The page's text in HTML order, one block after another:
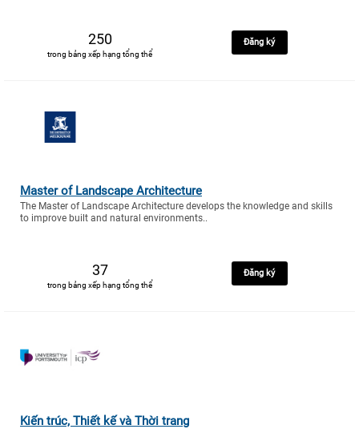
250
trong bảng xếp hạng tổng thể
Đăng ký
Master of Landscape Architecture
The Master of Landscape Architecture develops the knowledge and skills
to improve built and natural environments..
37
trong bảng xếp hạng tổng thể
Đăng ký
Kiến trúc, Thiết kế và Thời trang